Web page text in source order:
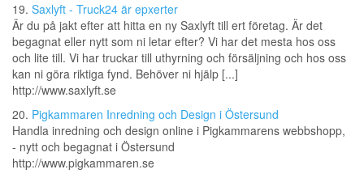
19. Saxlyft - Truck24 är epxerter
Är du på jakt efter att hitta en ny Saxlyft till ert företag. Är det
begagnat eller nytt som ni letar efter? Vi har det mesta hos oss
och lite till. Vi har truckar till uthyrning och försäljning och hos oss
kan ni göra riktiga fynd. Behöver ni hjälp [...]
http://www.saxlyft.se
20. Pigkammaren Inredning och Design i Östersund
Handla inredning och design online i Pigkammarens webbshopp,
- nytt och begagnat i Östersund
http://www.pigkammaren.se